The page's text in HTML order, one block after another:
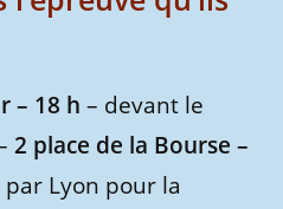
– 18 h– devant le
2 place de la Bourse –
par Lyon pour la